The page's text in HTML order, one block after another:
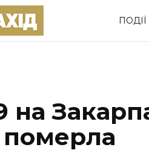
ПОДІЇ
Соціум
на